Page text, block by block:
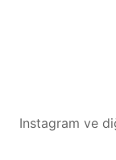
Instagram ve